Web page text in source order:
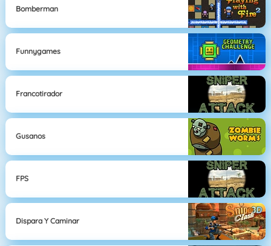
Bomberman
Funnygames
Francotirador
Gusanos
FPS
Dispara Y Caminar